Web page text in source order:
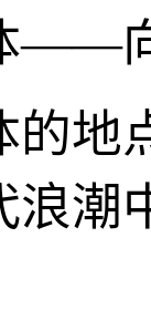
——
的地
浪潮